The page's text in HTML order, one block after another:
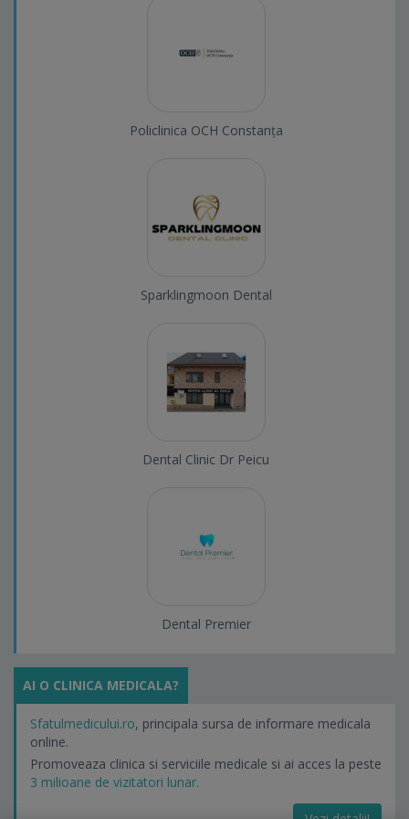
Policlinica OCH Constanța
Sparklingmoon Dental
Dental Clinic Dr Peicu
Dental Premier
AI O CLINICA MEDICALA?
Sfatulmedicului.ro, principala sursa de informare medicala
online.
Promoveaza clinica si serviciile medicale si ai acces la peste
3 milioane de vizitatori lunar.